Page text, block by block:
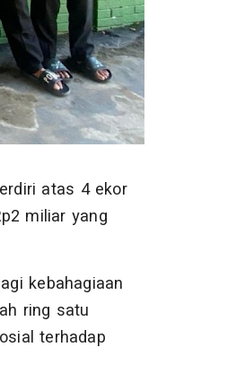
atas 4 ekor
miliar yang
kebahagiaan
ring satu
terhadap